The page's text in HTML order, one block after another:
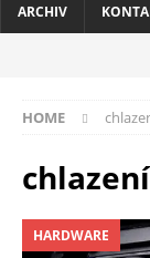
ARCHIV
HOME
chlazení
HARDWARE